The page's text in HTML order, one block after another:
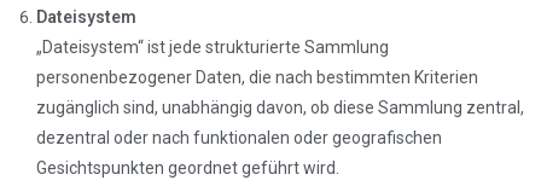
Dateisystem
„Dateisystem“ ist jede strukturierte Sammlung
personenbezogener Daten, die nach bestimmten Kriterien
zugänglich sind, unabhängig davon, ob diese Sammlung zentral,
dezentral oder nach funktionalen oder geografischen
Gesichtspunkten geordnet geführt wird.